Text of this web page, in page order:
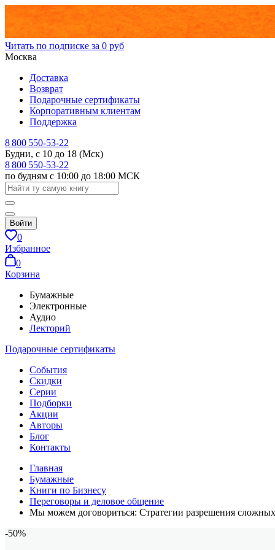
Читать по подписке за 0 руб
Москва
Доставка
Возврат
Подарочные сертификаты
Корпоративным клиентам
Поддержка
8 800 550-53-22
Будни, с 10 до 18 (Мск)
8 800 550-53-22
по будням с 10:00 до 18:00 МСК
Войти
0
Избранное
0
Корзина
Бумажные
Электронные
Аудио
Лекторий
Подарочные сертификаты
События
Скидки
Серии
Подборки
Акции
Авторы
Блог
Контакты
Главная
Бумажные
Книги по Бизнесу
Переговоры и деловое общение
Мы можем договориться: Стратегии разрешения
-50%